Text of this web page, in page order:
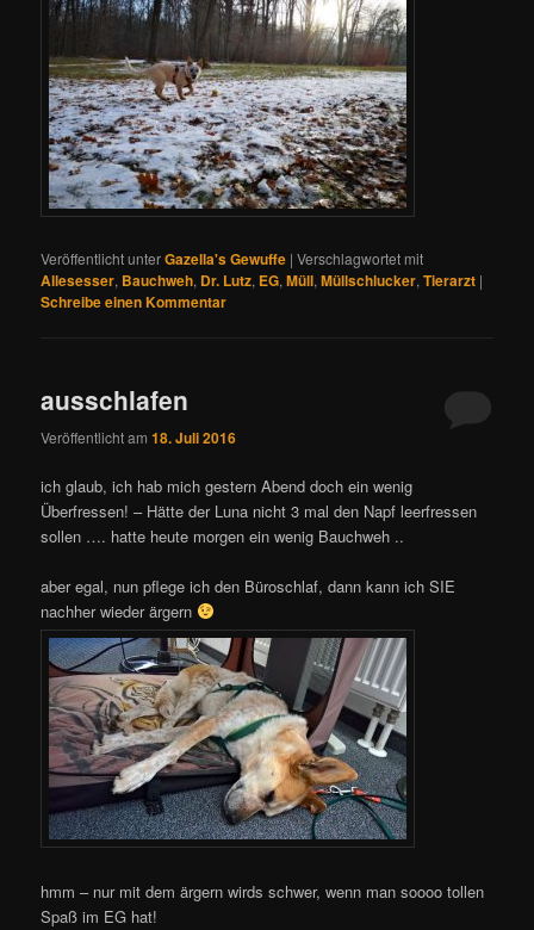
Veröffentlicht unterGazella's Gewuffe |Verschlagwortet mit
Allesesser, Bauchweh, Dr. Lutz, EG,Müll,Müllschlucker,Tierarzt |
Schreibe einen Kommentar
ausschlafen
Veröffentlicht am18. Juli 2016
ich glaub, ich hab mich gestern Abend doch ein wenig
Überfressen! – Hätte der Luna nicht 3 mal den Napf leerfressen
sollen …. hatte heute morgen ein wenig Bauchweh ..
aber egal, nun pflege ich den Büroschlaf, dann kann ich SIE
nachher wieder ärgern
hmm – nur mit dem ärgern wirds schwer, wenn man soooo tollen
Spaß im EG hat!